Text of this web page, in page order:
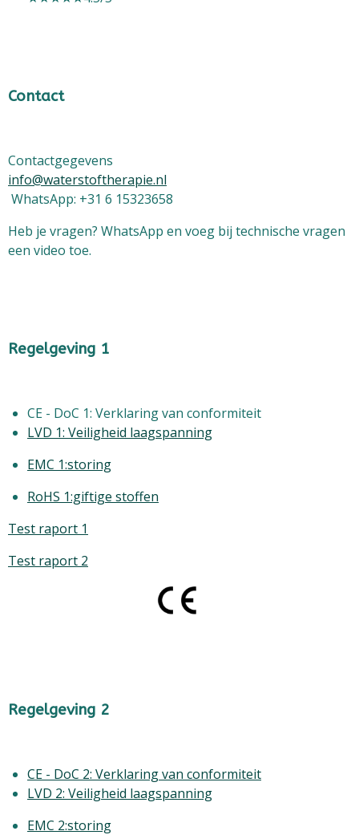
Contact
Contactgegevens
info@waterstoftherapie.nl
WhatsApp: +31 6 15323658
Heb je vragen? WhatsApp en voeg bij technische vragen
een video toe.
Regelgeving 1
CE - DoC 1: Verklaring van conformiteit
LVD 1: Veiligheid laagspanning
EMC 1:storing
RoHS 1:giftige stoffen
Test raport 1
Test raport 2
Regelgeving 2
CE - DoC 2: Verklaring van conformiteit
LVD 2: Veiligheid laagspanning
EMC 2:storing